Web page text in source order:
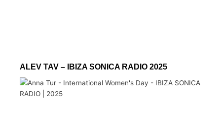
ALEV TAV – IBIZA SONICA RADIO 2025